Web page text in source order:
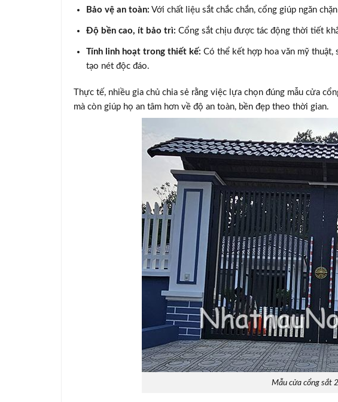
Bảo vệ an toàn: Với chất liệu sắt chắc chắn, cổng giúp ngăn
Độ bền cao, ít bảo trì: Cổng sắt chịu được tác động thời tiết
Tính linh hoạt trong thiết kế: Có thể kết hợp hoa văn mỹ
tạo nét độc đáo.
Thực tế, nhiều gia chủ chia sẻ rằng việc lựa chọn đúng mẫu cửa
mà còn giúp họ an tâm hơn về độ an toàn, bền đẹp theo thời gian.
Mẫu cửa cổng sắt